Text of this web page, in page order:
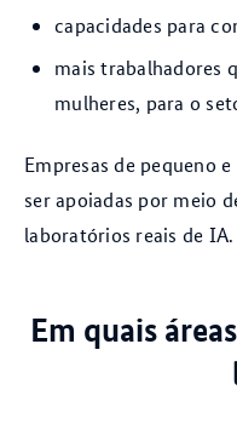
capacidades para
mais trabalhadores
mulheres, para o
Empresas de pequeno
ser apoiadas por meio
laboratórios reais de IA.
Em quais